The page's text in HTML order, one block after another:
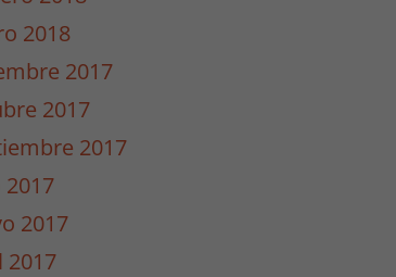
2018
2017
2017
2017
2017
2017